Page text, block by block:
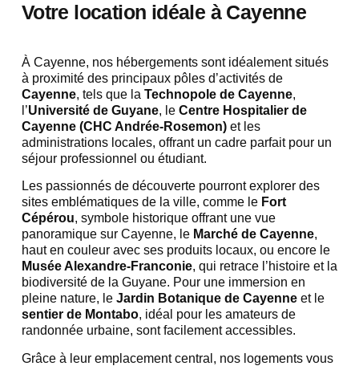
Votre location idéale à Cayenne
À Cayenne, nos hébergements sont idéalement situés
à proximité des principaux pôles d’activités de
Cayenne, tels que la Technopole de Cayenne,
l’Université de Guyane, le Centre Hospitalier de
Cayenne (CHC Andrée-Rosemon)et les
administrations locales, offrant un cadre parfait pour un
séjour professionnel ou étudiant.
Les passionnés de découverte pourront explorer des
sites emblématiques de la ville, comme le Fort
Cépérou, symbole historique offrant une vue
panoramique sur Cayenne, le Marché de Cayenne,
haut en couleur avec ses produits locaux, ou encore le
Musée Alexandre-Franconie, qui retrace l’histoire et la
biodiversité de la Guyane. Pour une immersion en
pleine nature, le Jardin Botanique de Cayenneet le
sentier de Montabo, idéal pour les amateurs de
randonnée urbaine, sont facilement accessibles.
Grâce à leur emplacement central, nos logements vous